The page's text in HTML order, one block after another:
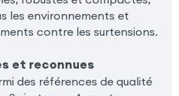
les environnements et
contre les surtensions.
et reconnues
des références de qualité